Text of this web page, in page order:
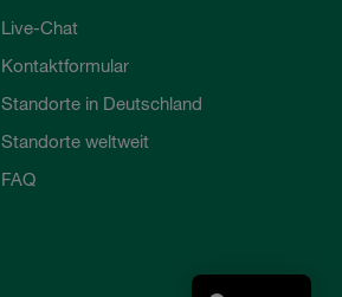
Live-Chat
Kontaktformular
Standorte in Deutschland
Standorte weltweit
FAQ